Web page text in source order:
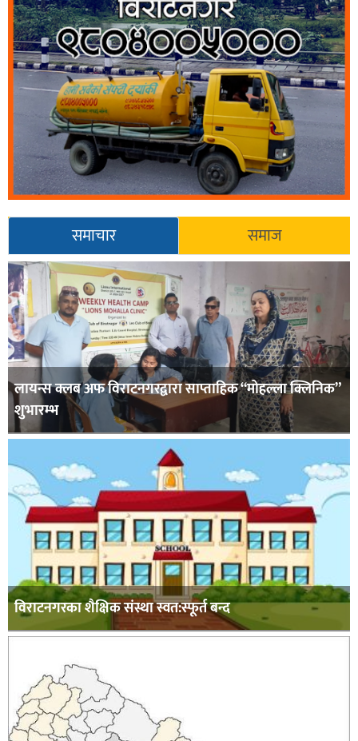
समाचार समाज
लायन्स क्लब अफ विराटनगरद्वारा साप्ताहिक “मोहल्ला क्लिनिक”
शुभारम्भ
विराटनगरका शैक्षिक संस्था स्वत:स्फूर्त बन्द